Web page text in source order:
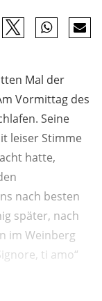
Mal der
Vormittag des
Seine
leiser Stimme
hatte,
nach besten
später, nach
im Weinberg
ti amo“